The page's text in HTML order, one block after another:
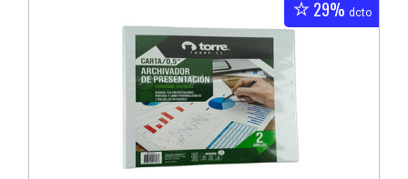
29% dcto